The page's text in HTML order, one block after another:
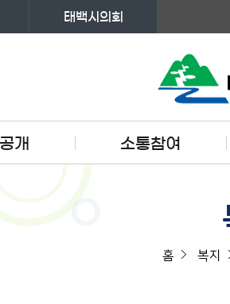
태백시의회
개 소통참여
홈 복지